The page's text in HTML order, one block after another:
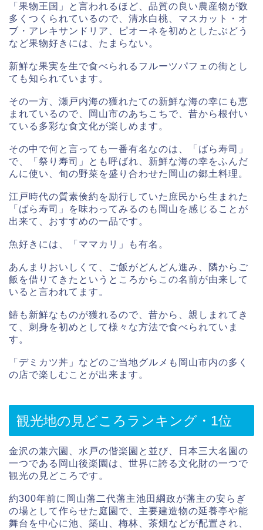
「果物王国」と言われるほど、品質の良い農産物が数
多くつくられているので、清水白桃、マスカット・オ
ブ・アレキサンドリア、ピオーネを初めとしたぶどう
など果物好きには、たまらない。
新鮮な果実を生で食べられるフルーツパフェの街とし
ても知られています。
その一方、瀬戸内海の獲れたての新鮮な海の幸にも恵
まれているので、岡山市のあちこちで、昔から根付い
ている多彩な食文化が楽しめます。
その中で何と言っても一番有名なのは、「ばら寿司」
で、「祭り寿司」とも呼ばれ、新鮮な海の幸をふんだ
んに使い、旬の野菜を盛り合わせた岡山の郷土料理。
江戸時代の質素倹約を励行していた庶民から生まれた
「ばら寿司」を味わってみるのも岡山を感じることが
出来て、おすすめの一品です。
魚好きには、「ママカリ」も有名。
あんまりおいしくて、ご飯がどんどん進み、隣からご
飯を借りてきたというところからこの名前が由来して
いると言われてます。
鰆も新鮮なものが獲れるので、昔から、親しまれてき
て、刺身を初めとして様々な方法で食べられていま
す。
「デミカツ丼」などのご当地グルメも岡山市内の多く
の店で楽しむことが出来ます。
観光地の見どころランキング・1位
金沢の兼六園、水戸の偕楽園と並び、日本三大名園の
一つである岡山後楽園は、世界に誇る文化財の一つで
観光の見どころです。
約300年前に岡山藩二代藩主池田綱政が藩主の安らぎ
の場として作らせた庭園で、主要建造物の延養亭や能
舞台を中心に池、築山、梅林、茶畑などが配置され、